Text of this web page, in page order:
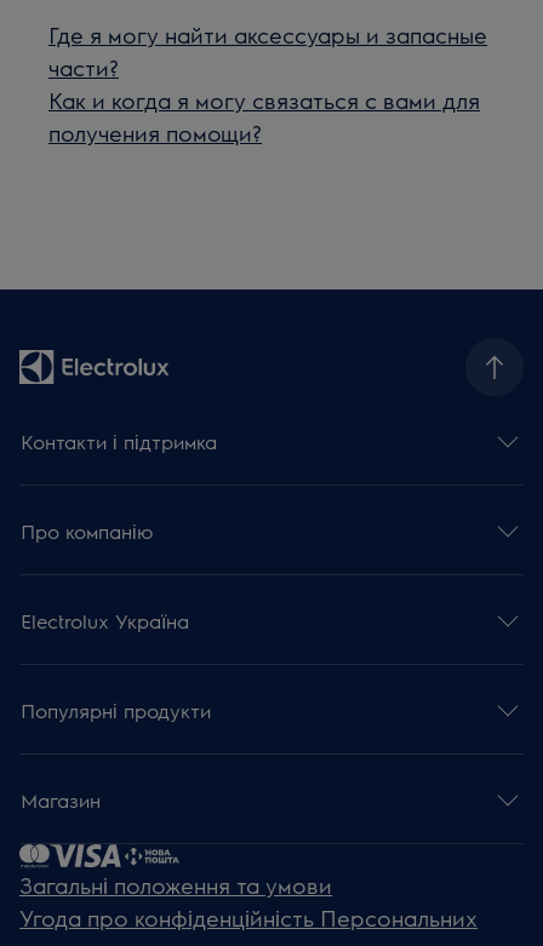
Где я могу найти аксессуары и запасные
части?
Как и когда я могу связаться с вами для
получения помощи?
Контакти і підтримка
Про компанію
Electrolux Україна
Популярні продукти
Магазин
Загальні положення та умови
Угода про конфіденційність Персональних